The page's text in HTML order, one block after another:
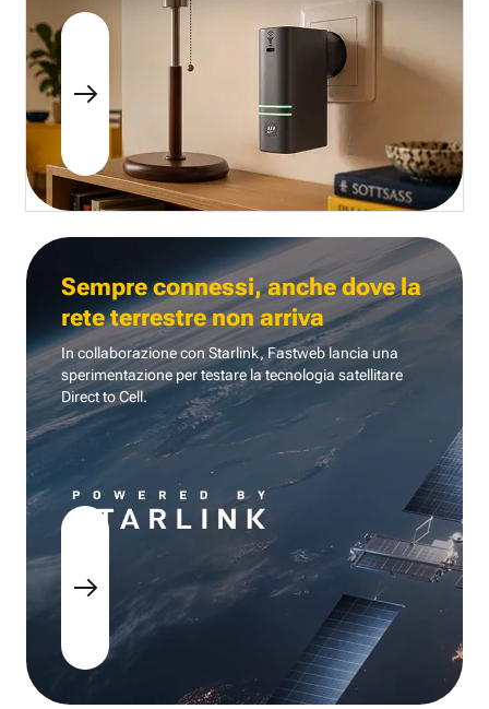
Sempre connessi, anche dove la
rete terrestre non arriva
In collaborazione con Starlink, Fastweb lancia una
sperimentazione per testare la tecnologia satellitare
Direct to Cell.